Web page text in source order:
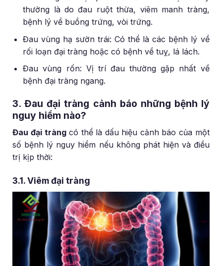
thường là do đau ruột thừa, viêm manh tràng,
bệnh lý về buồng trứng, vòi trứng.
Đau vùng hạ sườn trái: Có thể là các bệnh lý về
rối loạn đại tràng hoặc có bệnh về tuỵ, lá lách.
Đau vùng rốn: Vị trí đau thường gặp nhất về
bệnh đại tràng ngang.
3. Đau đại tràng cảnh báo những bệnh lý
nguy hiểm nào?
Đau đại tràngcó thể là dấu hiệu cảnh báo của một
số bệnh lý nguy hiểm nếu không phát hiện và điều
trị kịp thời:
3.1. Viêm đại tràng